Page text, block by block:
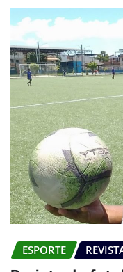
ESPORTE